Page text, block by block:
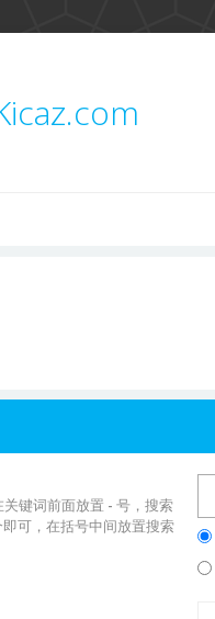
键词前面放置 - 号，搜索
可，在括号中间放置搜索